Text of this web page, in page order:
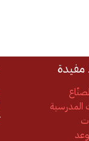
مفيدة
المدرسية